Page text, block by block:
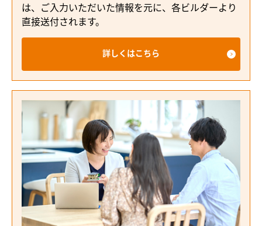
は、ご入力いただいた情報を元に、各ビルダーより
直接送付されます。
詳しくはこちら